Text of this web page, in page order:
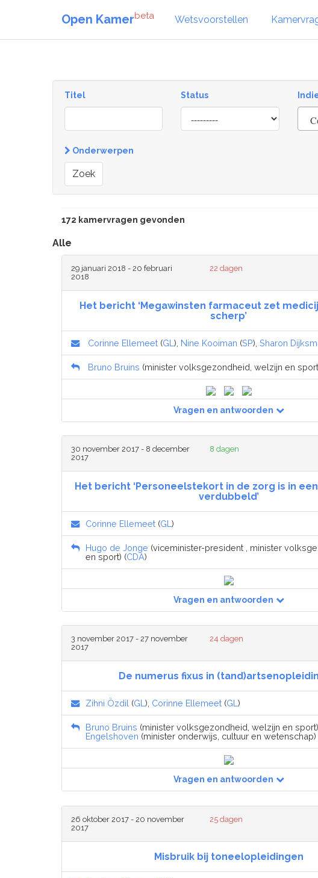
Open Kamerbeta Wetsvoorstellen
Titel Status
[invalid
name]
Onderwerpen
Zoek
172 kamervragen gevonden
Alle
29 januari 2018 - 20 februari
2018
22 dagen
Het bericht ‘Megawinsten farmaceut zet
scherp’
Corinne Ellemeet (GL ), Nine Kooiman (SP), Sharon
Bruno Bruins (minister volksgezondheid, welzijn en
Vragen en antwoorden
30 november 2017 - 8 december
2017
8 dagen
Het bericht ‘Personeelstekort in de zorg is in
verdubbeld’
Corinne Ellemeet (GL )
Hugo de Jonge (viceminister-president , minister
en sport) (CDA)
Vragen en antwoorden
3 november 2017 - 27 november
2017
24 dagen
De numerus fixus in
Zihni Özdil (GL ), Corinne Ellemeet (GL )
Bruno Bruins (minister volksgezondheid, welzijn en
Engelshoven (minister onderwijs, cultuur en wetenschap)
Vragen en antwoorden
26 oktober 2017 - 20 november
2017
25 dagen
Misbruik bij toneelopleidingen